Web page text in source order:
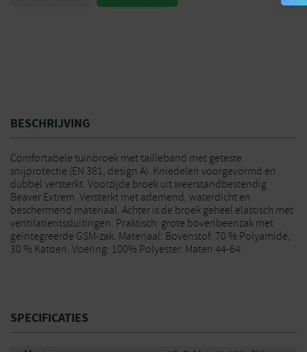
BESCHRIJVING
Comfortabele tuinbroek met tailleband met geteste
snijprotectie (EN 381, design A). Kniedelen voorgevormd en
dubbel versterkt. Voorzijde broek uit weerstandbestendig
Beaver Extrem. Versterkt met ademend, waterdicht en
beschermend materiaal. Achter is de broek geheel elastisch met
ventilatieritssluitingen. Praktisch: grote bovenbeenzak met
geïntegreerde GSM-zak. Materiaal: Bovenstof: 70 % Polyamide,
30 % Katoen. Voering: 100% Polyester. Maten 44-64.
SPECIFICATIES